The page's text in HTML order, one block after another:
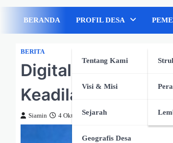
BERANDA PROFIL DESA
Tentang Kami
Visi & Misi
Sejarah
Geografis Desa
BERITA
Digitalisasi Jadi
Keadilan Sosial
Siamin 4 Oktober 2025